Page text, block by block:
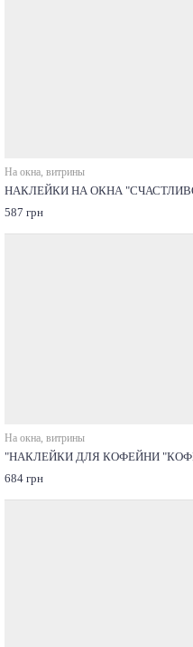
На окна, витрины
НАКЛЕЙКИ НА ОКНА
587 грн
На окна, витрины
"НАКЛЕЙКИ ДЛЯ КОФЕЙНИ
684 грн